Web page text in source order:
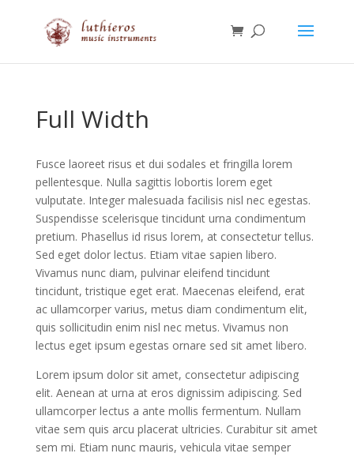
Full Width
Fusce laoreet risus et dui sodales et fringilla lorem
pellentesque. Nulla sagittis lobortis lorem eget
vulputate. Integer malesuada facilisis nisl nec egestas.
Suspendisse scelerisque tincidunt urna condimentum
pretium. Phasellus id risus lorem, at consectetur tellus.
Sed eget dolor lectus. Etiam vitae sapien libero.
Vivamus nunc diam, pulvinar eleifend tincidunt
tincidunt, tristique eget erat. Maecenas eleifend, erat
ac ullamcorper varius, metus diam condimentum elit,
quis sollicitudin enim nisl nec metus. Vivamus non
lectus eget ipsum egestas ornare sed sit amet libero.
Lorem ipsum dolor sit amet, consectetur adipiscing
elit. Aenean at urna at eros dignissim adipiscing. Sed
ullamcorper lectus a ante mollis fermentum. Nullam
vitae sem quis arcu placerat ultricies. Curabitur sit amet
sem mi. Etiam nunc mauris, vehicula vitae semper